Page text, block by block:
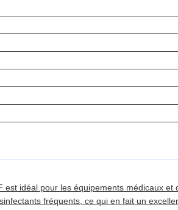
idéal pour les équipements médicaux
fréquents, ce qui en fait un